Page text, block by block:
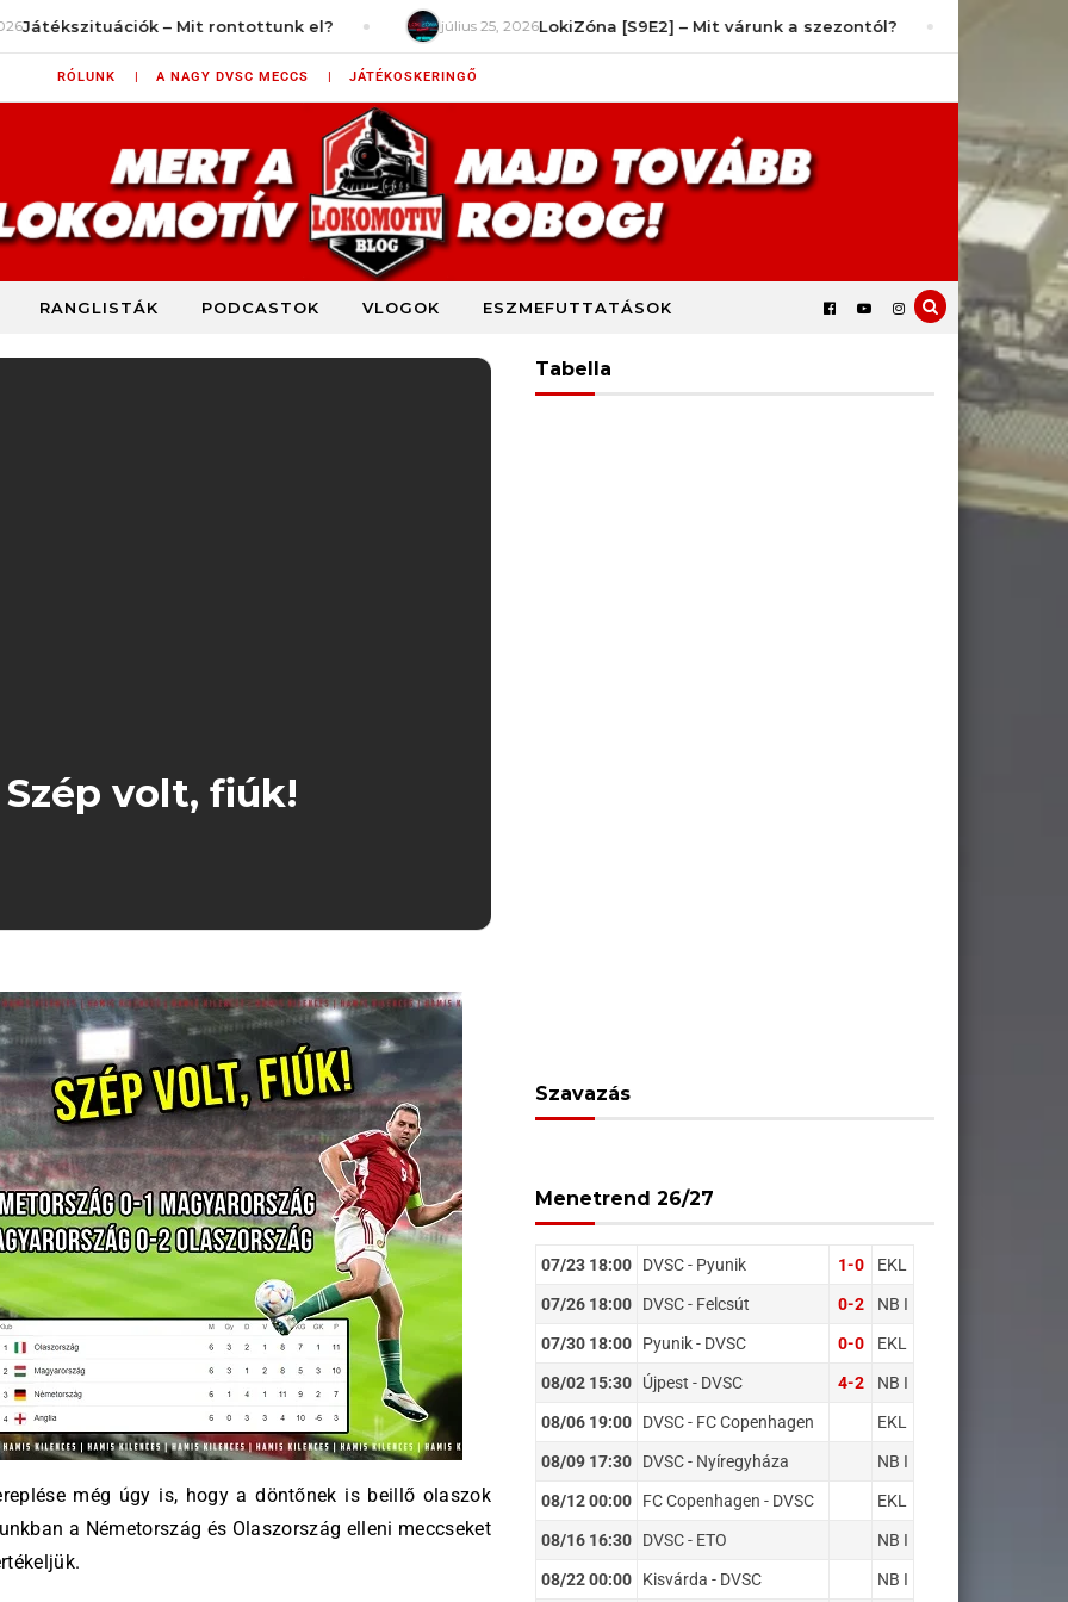
– Mit rontottunk el? július 25, 2026LokiZóna [S9E2] – Mit várunk a szezontól?
RÓLUNK | A NAGY DVSC MECCS | JÁTÉKOSKERINGŐ
DVSC szurkolói blog
RANGLISTÁK PODCASTOK VLOGOK ESZMEFUTTATÁSOK
Szép volt, fiúk!
még úgy is, hogy a döntőnek is beillő olaszok
a Németország és Olaszország elleni meccseket
Tabella
Szavazás
Menetrend 26/27
07/23 18:00 DVSC - Pyunik 1-0 EKL
07/26 18:00 DVSC - Felcsút 0-2 NB I
07/30 18:00 Pyunik - DVSC 0-0 EKL
08/02 15:30 Újpest - DVSC 4-2 NB I
08/06 19:00 DVSC - FC Copenhagen EKL
08/09 17:30 DVSC - Nyíregyháza NB I
08/12 00:00 FC Copenhagen - DVSC EKL
08/16 16:30 DVSC - ETO NB I
08/22 00:00 Kisvárda - DVSC NB I